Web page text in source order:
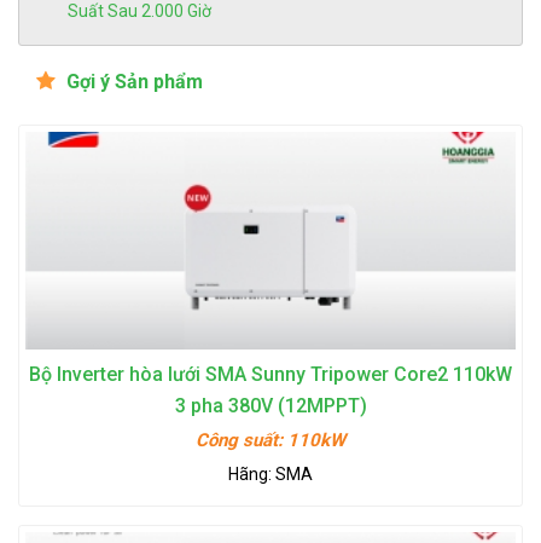
Suất Sau 2.000 Giờ
Gợi ý Sản phẩm
Bộ Inverter hòa lưới SMA Sunny Tripower Core2 110kW
3 pha 380V (12MPPT)
Công suất: 110kW
Hãng: SMA